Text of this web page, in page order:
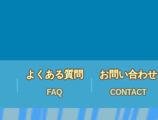
よくある質問
FAQ
お問い合わせ
CONTACT